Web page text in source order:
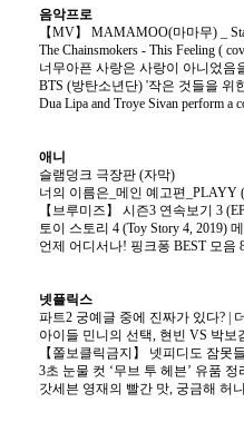
음악프로
【MV】 MAMAMOO(마마무) _
The Chainsmokers - This Feeling (
너무아픈 사랑은 사랑이 아니었음
BTS (방탄소년단) '작은 것들을 위
Dua Lipa and Troye Sivan perform a
애니
슬램덩크 극장판 (자막)
너의 이름은_메인 예고편_PLAYY
【브루미즈】 시즌3 연속보기 3
토이 스토리 4 (Toy Story 4, 2019)
언제 어디서나! 핑크퐁 BEST 모
넷플릭스
파트2 궁예글 중에 진짜가 있다? |
아이들 민니의 선택, 현빈 VS 박
【쫄보클릭금지】 넷피디도 잠못
3초 눈물 컷 ‘무브 투 헤븐’ 유품
갓세븐 영재의 빨간 맛, 궁금해 허